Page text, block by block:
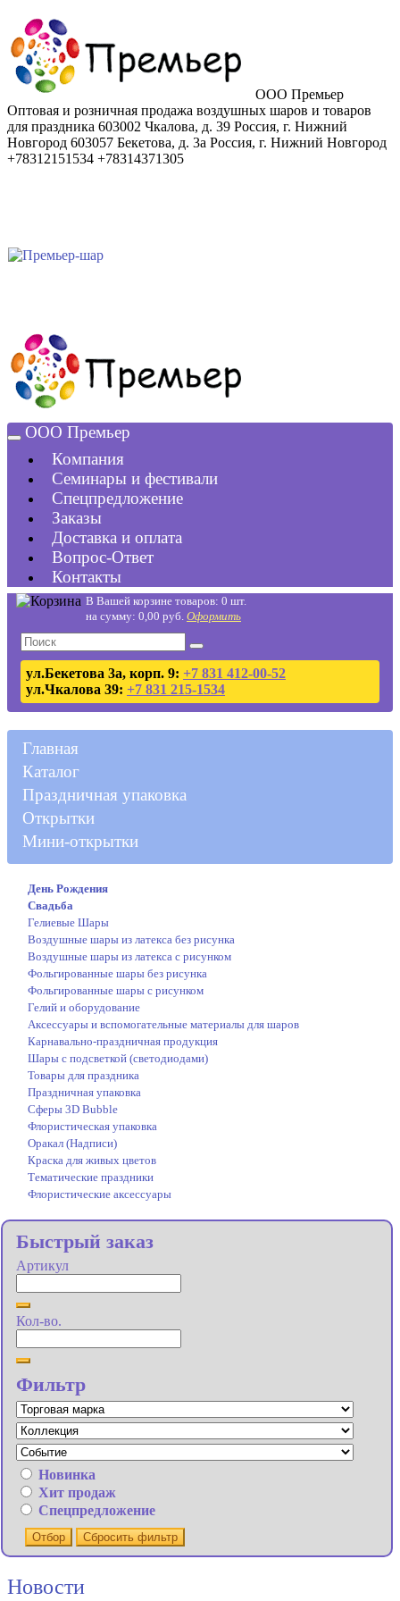
ООО Премьер
Оптовая и розничная продажа воздушных шаров и товаров
для праздника 603002 Чкалова, д. 39 Россия, г. Нижний
Новгород 603057 Бекетова, д. 3а Россия, г. Нижний Новгород
+78312151534 +78314371305
ООО Премьер
Компания
Семинары и фестивали
Спецпредложение
Заказы
Доставка и оплата
Вопрос-Ответ
Контакты
В Вашей корзине товаров: 0 шт.
на сумму: 0,00 руб. Оформить
ул.Бекетова 3а, корп. 9: +7 831 412-00-52
ул.Чкалова 39: +7 831 215-1534
Главная
Каталог
Праздничная упаковка
Открытки
Мини-открытки
День Рождения
Свадьба
Гелиевые Шары
Воздушные шары из латекса без рисунка
Воздушные шары из латекса с рисунком
Фольгированные шары без рисунка
Фольгированные шары с рисунком
Гелий и оборудование
Аксессуары и вспомогательные материалы для шаров
Карнавально-праздничная продукция
Шары с подсветкой (светодиодами)
Товары для праздника
Праздничная упаковка
Сферы 3D Bubble
Флористическая упаковка
Оракал (Надписи)
Краска для живых цветов
Тематические праздники
Флористические аксессуары
Быстрый заказ
Артикул
Кол-во.
Фильтр
Новинка
Хит продаж
Спецпредложение
Отбор Сбросить фильтр
Новости